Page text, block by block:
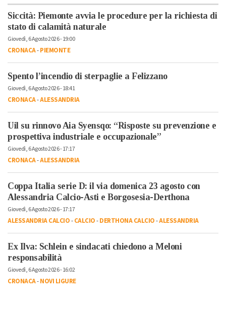
Siccità: Piemonte avvia le procedure per la richiesta di
stato di calamità naturale
Giovedì, 6 Agosto 2026 - 19:00
CRONACA-PIEMONTE
Spento l’incendio di sterpaglie a Felizzano
Giovedì, 6 Agosto 2026 - 18:41
CRONACA-ALESSANDRIA
Uil su rinnovo Aia Syensqo: “Risposte su prevenzione e
prospettiva industriale e occupazionale”
Giovedì, 6 Agosto 2026 - 17:17
CRONACA-ALESSANDRIA
Coppa Italia serie D: il via domenica 23 agosto con
Alessandria Calcio-Asti e Borgosesia-Derthona
Giovedì, 6 Agosto 2026 - 17:17
ALESSANDRIA CALCIO-CALCIO-DERTHONA CALCIO-ALESSANDRIA
Ex Ilva: Schlein e sindacati chiedono a Meloni
responsabilità
Giovedì, 6 Agosto 2026 - 16:02
CRONACA-NOVI LIGURE